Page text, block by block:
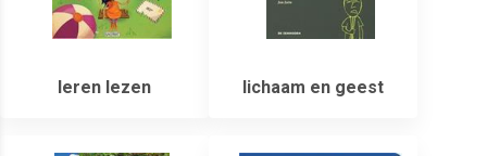
leren lezen lichaam en geest